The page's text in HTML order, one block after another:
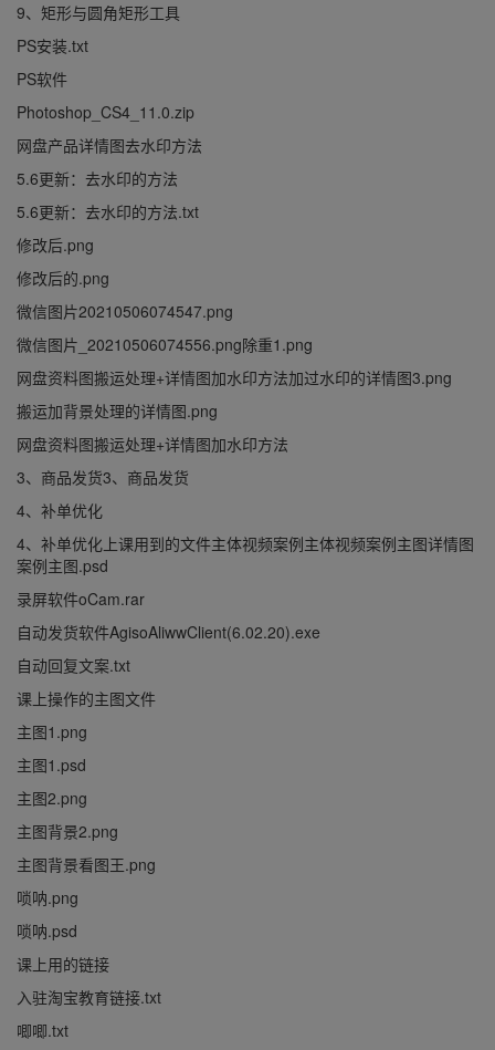
9、矩形与圆角矩形工具
PS安装.txt
PS软件
Photoshop_CS4_11.0.zip
网盘产品详情图去水印方法
5.6更新：去水印的方法
5.6更新：去水印的方法.txt
修改后.png
修改后的.png
微信图片20210506074547.png
微信图片_20210506074556.png除重1.png
网盘资料图搬运处理+详情图加水印方法加过水印的详情图3.png
搬运加背景处理的详情图.png
网盘资料图搬运处理+详情图加水印方法
3、商品发货3、商品发货
4、补单优化
4、补单优化上课用到的文件主体视频案例主体视频案例主图详情图
案例主图.psd
录屏软件oCam.rar
自动发货软件AgisoAliwwClient(6.02.20).exe
自动回复文案.txt
课上操作的主图文件
主图1.png
主图1.psd
主图2.png
主图背景2.png
主图背景看图王.png
唢呐.png
唢呐.psd
课上用的链接
入驻淘宝教育链接.txt
唧唧.txt